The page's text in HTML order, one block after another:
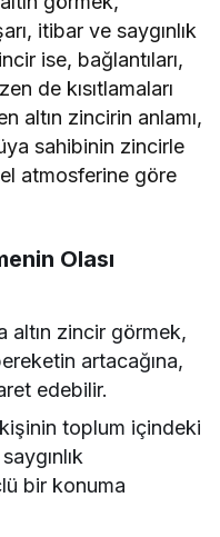
itibar ve saygınlık
ise, bağlantıları,
de kısıtlamaları
altın zincirin anlamı,
sahibinin zincirle
atmosferine göre
Olası
altın zincir görmek,
artacağına,
edebilir.
toplum içindeki
bir konuma